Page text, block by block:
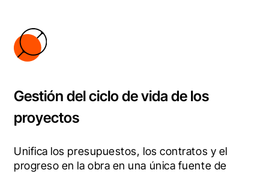
Gestión del ciclo de vida de los
proyectos
Unifica los presupuestos, los contratos y el
progreso en la obra en una única fuente de